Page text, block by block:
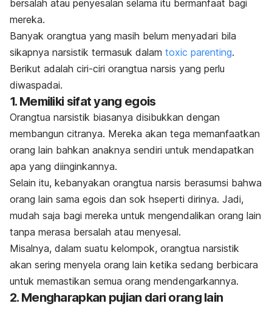
bersalah atau penyesalan selama itu bermanfaat bagi
mereka.
Banyak orangtua yang masih belum menyadari bila
sikapnya narsistik termasuk dalam toxic parenting.
Berikut adalah ciri-ciri orangtua narsis yang perlu
diwaspadai.
1. Memiliki sifat yang egois
Orangtua narsistik biasanya disibukkan dengan
membangun citranya. Mereka akan tega memanfaatkan
orang lain bahkan anaknya sendiri untuk mendapatkan
apa yang diinginkannya.
Selain itu, kebanyakan orangtua narsis berasumsi bahwa
orang lain sama egois dan sok hseperti dirinya. Jadi,
mudah saja bagi mereka untuk mengendalikan orang lain
tanpa merasa bersalah atau menyesal.
Misalnya, dalam suatu kelompok, orangtua narsistik
akan sering menyela orang lain ketika sedang berbicara
untuk memastikan semua orang mendengarkannya.
2. Mengharapkan pujian dari orang lain